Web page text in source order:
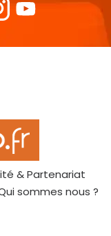
& Partenariat
sommes nous ?